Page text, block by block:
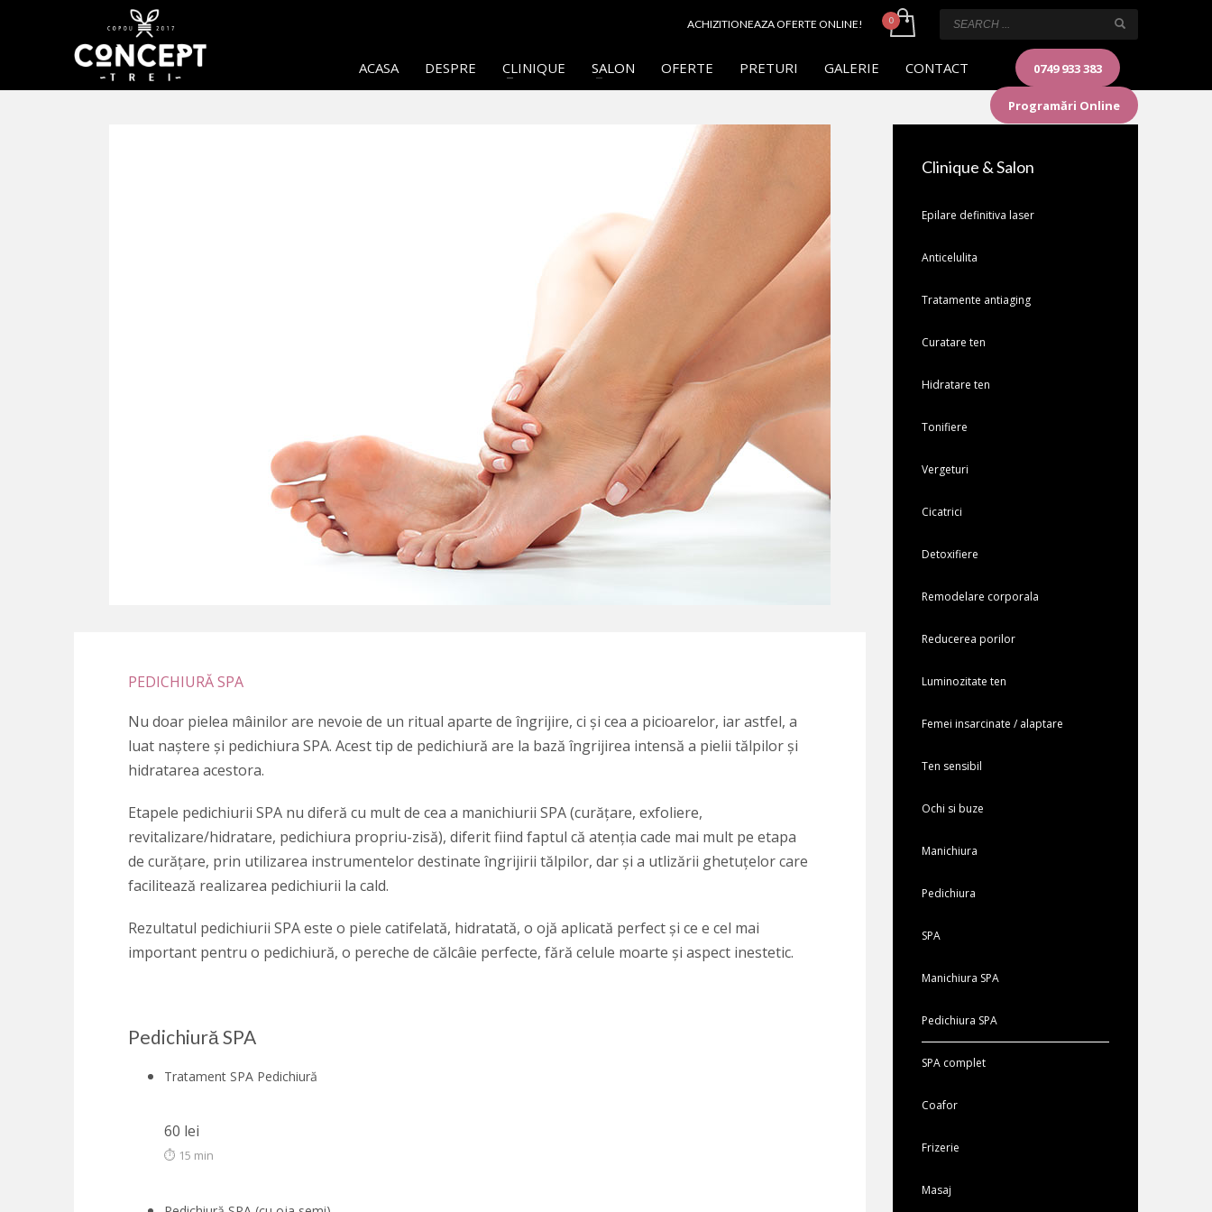
ACHIZITIONEAZA OFERTE ONLINE!
ACASA DESPRE CLINIQUE SALON OFERTE PRETURI GALERIE CONTACT 0749 933 383
Programări Online
PEDICHIURĂ SPA
Nu doar pielea mâinilor are nevoie de un ritual aparte de îngrijire, ci și cea a picioarelor, iar astfel, a
luat naștere și pedichiura SPA. Acest tip de pedichiură are la bază îngrijirea intensă a pielii tălpilor și
hidratarea acestora.
Etapele pedichiurii SPA nu diferă cu mult de cea a manichiurii SPA (curățare, exfoliere,
revitalizare/hidratare, pedichiura propriu-zisă), diferit fiind faptul că atenția cade mai mult pe etapa
de curățare, prin utilizarea instrumentelor destinate îngrijirii tălpilor, dar și a utlizării ghetuțelor care
facilitează realizarea pedichiurii la cald.
Rezultatul pedichiurii SPA este o piele catifelată, hidratată, o ojă aplicată perfect și ce e cel mai
important pentru o pedichiură, o pereche de călcâie perfecte, fără celule moarte și aspect inestetic.
Pedichiură SPA
Tratament SPA Pedichiură
60 lei
⏱ 15 min
Clinique & Salon
Epilare definitiva laser
Anticelulita
Tratamente antiaging
Curatare ten
Hidratare ten
Tonifiere
Vergeturi
Cicatrici
Detoxifiere
Remodelare corporala
Reducerea porilor
Luminozitate ten
Femei insarcinate / alaptare
Ten sensibil
Ochi si buze
Manichiura
Pedichiura
SPA
Manichiura SPA
Pedichiura SPA
SPA complet
Coafor
Frizerie
Masaj